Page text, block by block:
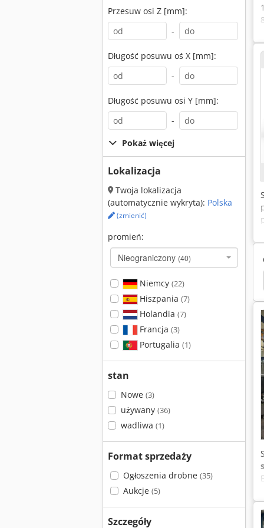
Przesuw osi Z [mm]:
-
Długość posuwu oś X [mm]:
-
Długość posuwu osi Y [mm]:
-
Pokaż więcej
Lokalizacja
Twoja lokalizacja
(automatycznie wykryta): Polska
(zmienić)
promień:
Nieograniczony (40)
Niemcy (22)
Hiszpania (7)
Holandia (7)
Francja (3)
Portugalia (1)
stan
Nowe (3)
używany (36)
wadliwa (1)
Format sprzedaży
Ogłoszenia drobne (35)
Aukcje (5)
Szczegóły
Zayer Soraluce